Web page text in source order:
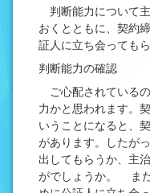
判断能力について
おくとともに、契約
証人に立ち会っても
判断能力の確認
ご心配されている
力かと思われます。
いうことになると、
があります。したが
出してもらうか、主
がでしょうか。 ま